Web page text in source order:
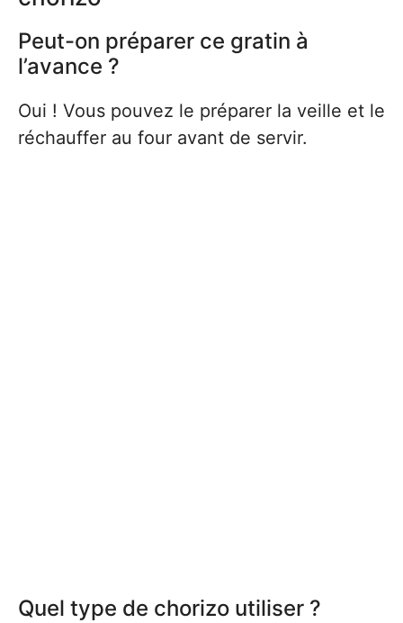
Peut-on préparer ce gratin à
l’avance ?
Oui ! Vous pouvez le préparer la veille et le
réchauffer au four avant de servir.
Quel type de chorizo utiliser ?